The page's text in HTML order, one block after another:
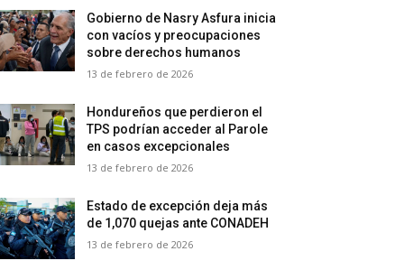
Gobierno de Nasry Asfura inicia
con vacíos y preocupaciones
sobre derechos humanos
13 de febrero de 2026
Hondureños que perdieron el
TPS podrían acceder al Parole
en casos excepcionales
13 de febrero de 2026
Estado de excepción deja más
de 1,070 quejas ante CONADEH
13 de febrero de 2026